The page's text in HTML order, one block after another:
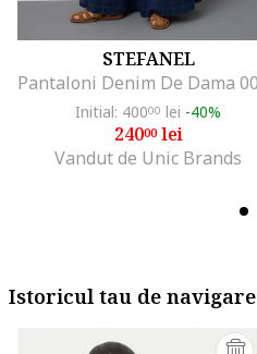
STEFANEL
Initial: 40000 lei -40%
24000lei
Vandut de Unic Brands
Istoricul tau de navigare